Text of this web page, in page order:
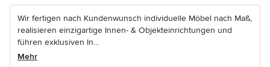
Wir fertigen nach Kundenwunsch individuelle Möbel nach Maß,
realisieren einzigartige Innen- & Objekteinrichtungen und
führen exklusiven In...
Mehr